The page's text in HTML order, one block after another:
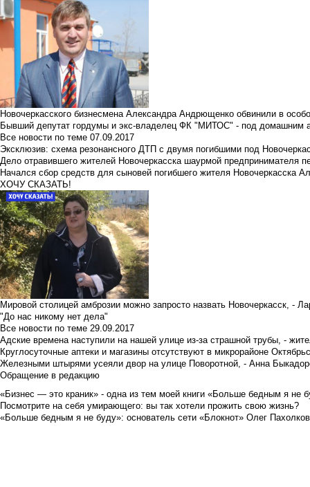
Новочеркасского бизнесмена Александра Андрющенко обвинили в
Бывший депутат гордумы и экс-владелец ФК "МИТОС" - под домашним
Все новости по теме 07.09.2017
Эксклюзив: схема резонансного ДТП с двумя погибшими под
Дело отравившего жителей Новочеркасска шаурмой предпринимателя
Начался сбор средств для сыновей погибшего жителя Новочеркасска
ХОЧУ СКАЗАТЬ!
Мировой столицей амброзии можно запросто назвать Новочеркасск, -
"До нас никому нет дела"
Все новости по теме 29.09.2017
Адские времена наступили на нашей улице из-за страшной трубы, -
Круглосуточные аптеки и магазины отсутствуют в микрорайоне
Железными штырями усеяли двор на улице Поворотной, - Анна
Обращение в редакцию
«Бизнес — это краник» - одна из тем моей книги «Больше бедным я не
Посмотрите на себя умирающего: вы так хотели прожить свою жизнь?
«Больше бедным я не буду»: основатель сети «Блокнот» Олег Пахолков